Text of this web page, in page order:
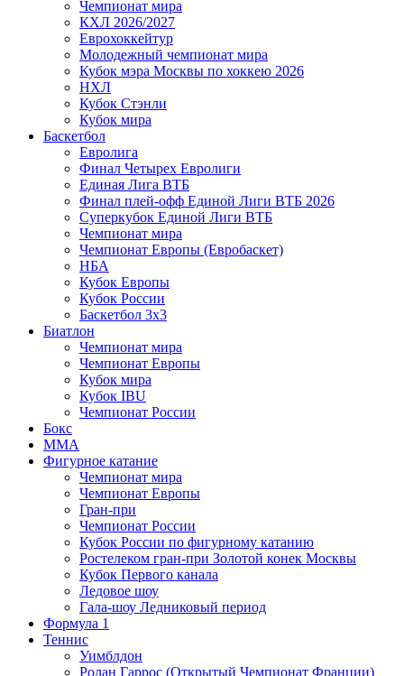
Чемпионат мира
КХЛ 2026/2027
Еврохоккейтур
Молодежный чемпионат мира
Кубок мэра Москвы по хоккею 2026
НХЛ
Кубок Стэнли
Кубок мира
Баскетбол
Евролига
Финал Четырех Евролиги
Единая Лига ВТБ
Финал плей-офф Единой Лиги ВТБ 2026
Суперкубок Единой Лиги ВТБ
Чемпионат мира
Чемпионат Европы (Евробаскет)
НБА
Кубок Европы
Кубок России
Баскетбол 3х3
Биатлон
Чемпионат мира
Чемпионат Европы
Кубок мира
Кубок IBU
Чемпионат России
Бокс
MMA
Фигурное катание
Чемпионат мира
Чемпионат Европы
Гран-при
Чемпионат России
Кубок России по фигурному катанию
Ростелеком гран-при Золотой конек Москвы
Кубок Первого канала
Ледовое шоу
Гала-шоу Ледниковый период
Формула 1
Теннис
Уимблдон
Ролан Гаррос (Открытый Чемпионат Франции)